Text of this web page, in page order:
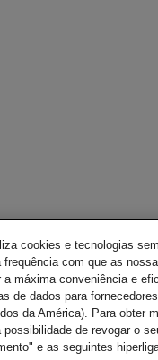
cookies e tecnologias
frequência com que as
a máxima conveniência e
de dados para
da América). Para obter
possibilidade de revogar o
e as seguintes